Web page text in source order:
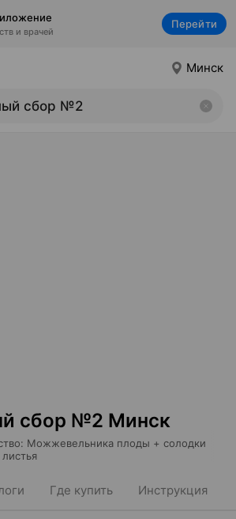
и врачей
Перейти
Минск
сбор №2 Минск
: Можжевельника плоды + солодки
Где купить Инструкция